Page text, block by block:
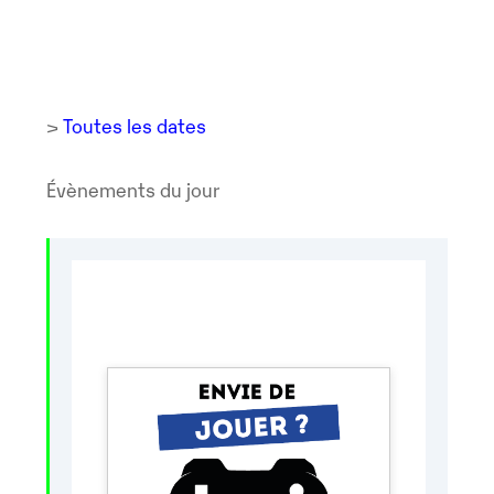
> Toutes les dates
Évènements du jour